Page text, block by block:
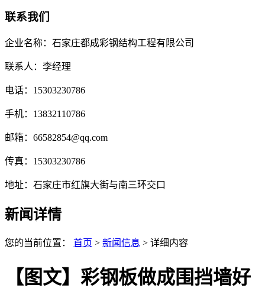
联系我们
企业名称：石家庄都成彩钢结构工程有限公司
联系人：李经理
电话：15303230786
手机：13832110786
邮箱：66582854@qq.com
传真：15303230786
地址：石家庄市红旗大街与南三环交口
新闻详情
您的当前位置： 首页 > 新闻信息 > 详细内容
【图文】彩钢板做成围挡墙好